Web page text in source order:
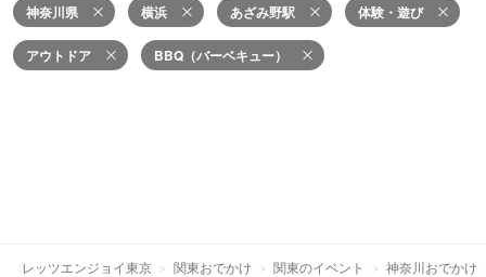
神奈川県 横浜 あざみ野駅 体験・遊び
アウトドア BBQ（バーベキュー）
レッツエンジョイ東京 関東おでかけ 関東のイベント 神奈川おでかけ